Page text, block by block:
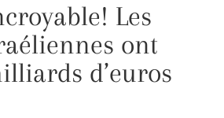
Les
ont
d’euros